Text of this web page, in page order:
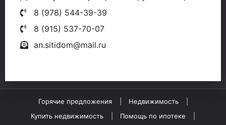
8 (978) 544-39-39
8 (915) 537-70-07
an.sitidom@mail.ru
Горячие предложения
Недвижимость
Купить недвижимость
Помощь по ипотеке